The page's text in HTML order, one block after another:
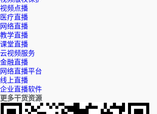
视频点播
医疗直播
网络直播
教学直播
课堂直播
云视频服务
金融直播
网络直播平台
线上直播
企业直播软件
更多干货资源